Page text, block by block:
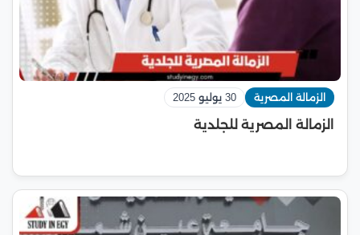
الزمالة المصرية 30 يوليو 2025
الزمالة المصرية للجلدية